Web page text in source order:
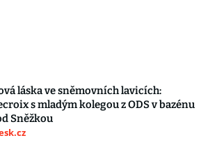
láska ve sněmovních lavicích:
s mladým kolegou z ODS v bazénu
Sněžkou